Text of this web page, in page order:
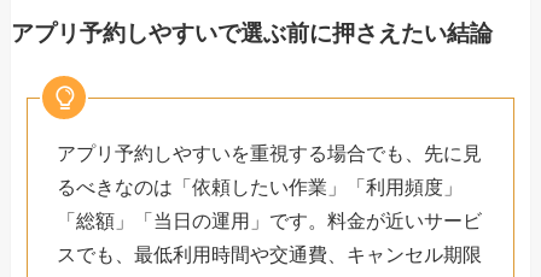
アプリ予約しやすいで選ぶ前に押さえたい結論
アプリ予約しやすいを重視する場合でも、先に見
るべきなのは「依頼したい作業」「利用頻度」
「総額」「当日の運用」です。料金が近いサービ
スでも、最低利用時間や交通費、キャンセル期限